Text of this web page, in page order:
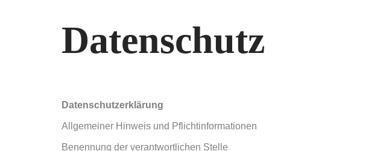
Datenschutz
Datenschutzerklärung
Allgemeiner Hinweis und Pflichtinformationen
Benennung der verantwortlichen Stelle